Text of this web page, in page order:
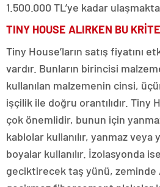
1.500.000 TL’ye kadar
TINY HOUSE ALIRKEN BU
Tiny House’ların satış fiyatını
vardır. Bunların birincisi
kullanılan malzemenin cinsi,
işçilik ile doğru orantılıdır. Tiny
çok önemlidir, bunun için
kablolar kullanılır, yanmaz veya
boyalar kullanılır. İzolasyonda
geciktirecek taş yünü, zeminde